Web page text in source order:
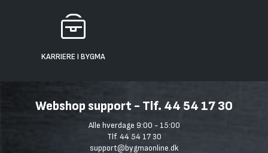
KARRIERE I BYGMA
Webshop support - Tlf. 44 54 17 30
Alle hverdage 9:00 - 15:00
Tlf. 44 54 17 30
support@bygmaonline.dk